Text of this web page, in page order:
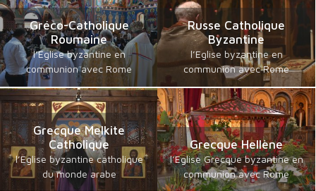
Gréco-Catholique
Roumaine
l’Eglise byzantine en
communion avec Rome
Russe Catholique
Byzantine
l’Eglise byzantine en
communion avec Rome
Grecque Melkite
Catholique
l’Eglise byzantine catholique
du monde arabe
Grecque Hellène
l’Eglise Grecque byzantine en
communion avec Rome